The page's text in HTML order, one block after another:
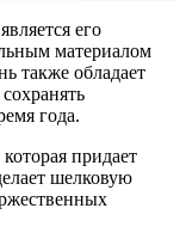
его
материалом
также обладает
года.
придает
шелковую